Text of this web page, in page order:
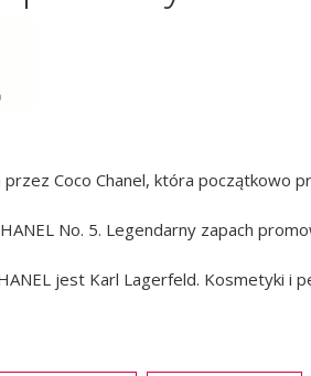
przez Coco Chanel, która początkowo
No. 5. Legendarny zapach
jest Karl Lagerfeld. Kosmetyki i